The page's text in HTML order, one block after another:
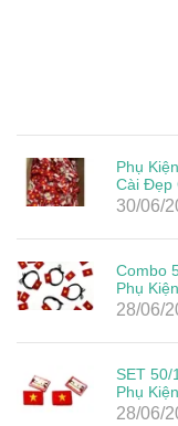
Phụ
Cài Đẹp
30/06/
Combo
Phụ
Khánh
28/06/
SET 50/
Phụ
28/06/